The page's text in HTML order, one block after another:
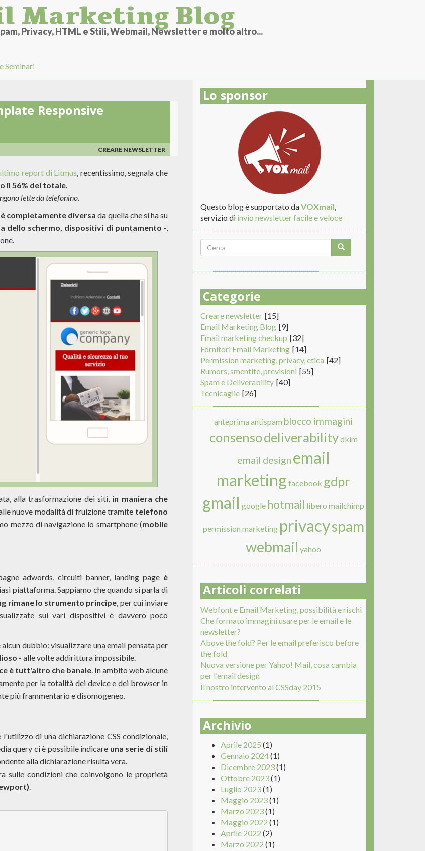
Marketing Blog
Privacy, HTML e Stili, Webmail, Newsletter e molto altro...
Seminari
Responsive
CREARE NEWSLETTER
report di Litmus, recentissimo, segnala che
il 56% del totale.
lette da telefonino.
completamente diversa da quella che si ha su
dello schermo, dispositivi di puntamento -,
alla trasformazione dei siti, in maniera che
nuove modalità di fruizione tramite telefono
mezzo di navigazione lo smartphone (mobile
adwords, circuiti banner, landing page è
piattaforma. Sappiamo che quando si parla di
rimane lo strumento principe , per cui inviare
sui vari dispositivi è davvero poco
alcun dubbio: visualizzare una email pensata per
- alle volte addirittura impossibile.
è tutt'altro che banale . In ambito web alcune
per la totalità dei device e dei browser in
più frammentario e disomogeneo.
l'utilizzo di una dichiarazione CSS condizionale,
query ci è possibile indicare una serie di stili
alla dichiarazione risulta vera.
sulle condizioni che coinvolgono le proprietà
Lo sponsor
Questo blog è supportato daVOXmail,
servizio di invio newsletter facile e veloce
Form
di
ricerca
Categorie
Creare newsletter [15]
Email Marketing Blog [9]
Email marketing checkup [32]
Fornitori Email Marketing [14]
Permission marketing, privacy, etica [42]
Rumors, smentite, previsioni [55]
Spam e Deliverability [40]
Tecnicaglie [26]
anteprima antispam blocco immagini
consensodeliverabilitydkim
email design email
marketing facebook gdpr
gmail google hotmail libero mailchimp
permission marketing privacyspam
webmail yahoo
Articoli correlati
Webfont e Email Marketing, possibilità e rischi
Che formato immagini usare per le email e le
newsletter?
Above the fold? Per le email preferisco before
the fold.
Nuova versione per Yahoo! Mail, cosa cambia
per l'email design
Il nostro intervento al CSSday 2015
Archivio
Aprile 2025 (1)
Gennaio 2024(1)
Dicembre 2023(1)
Ottobre 2023(1)
Luglio 2023(1)
Maggio 2023(1)
Marzo 2023(1)
Maggio 2022 (1)
Aprile 2022 (2)
Marzo 2022 (1)